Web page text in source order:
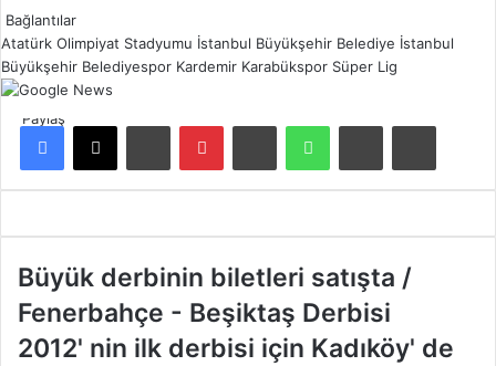
Bağlantılar
Atatürk Olimpiyat Stadyumu İstanbul Büyükşehir Belediye İstanbul
Büyükşehir Belediyespor Kardemir Karabükspor Süper Lig
Paylaş
B
y
ü
Büyük derbinin biletleri satışta /
Fenerbahçe - Beşiktaş Derbisi
2
2012' nin ilk derbisi için Kadıköy' de